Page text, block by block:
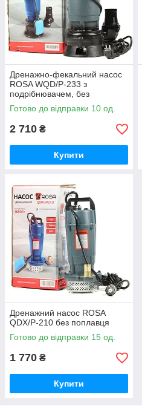
Дренажно-фекальний насос
ROSA WQD/P-233 з
подрібнювачем, без
поплавця
Готово до відправки 10 од.
2 710 ₴
Купити
Дренажний насос ROSA
QDX/P-210 без поплавця
Готово до відправки 15 од.
1 770 ₴
Купити